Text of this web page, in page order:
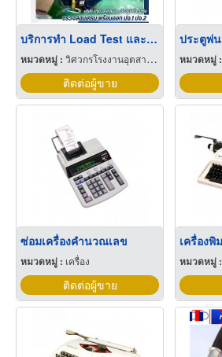
บริการทำ Load Test และทดสอบรับน้ำหนักเครน อุปกรณ์ยก
หมวดหมู่ : วิศวกรโรงงานอุตสาหกรรม
ติดต่อผู้ขาย
หมวดหมู่ :
ซ่อมเครื่องคำนวณเลข
หมวดหมู่ : เครื่อง
ติดต่อผู้ขาย
หมวดหมู่ :